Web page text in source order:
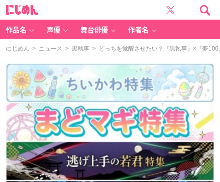
作品名 声優 舞台俳優 作者名
にじめん > ニュース > 黒執事 > どっちを覚醒させたい？『黒執事』×『夢